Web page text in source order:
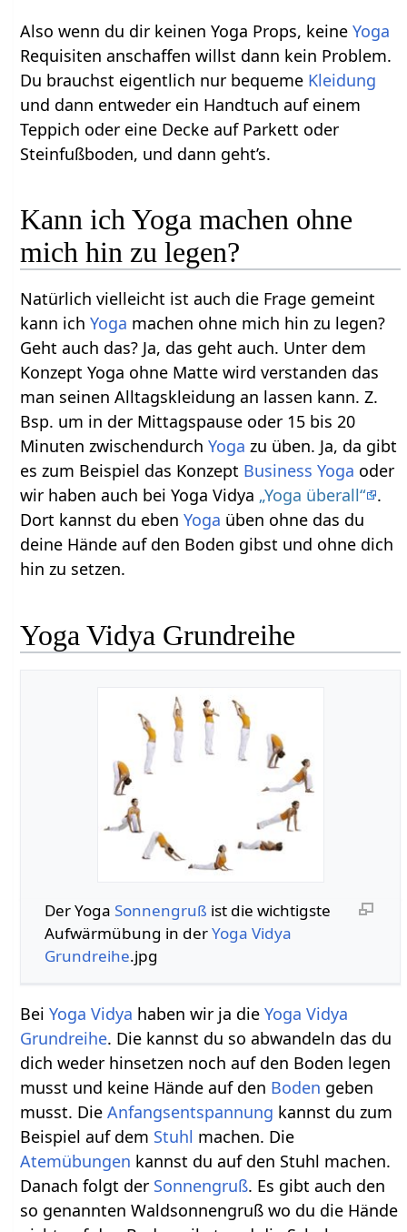
Also wenn du dir keinen Yoga Props, keineYoga
Requisiten anschaffen willst dann kein Problem.
Du brauchst eigentlich nur bequeme Kleidung
und dann entweder ein Handtuch auf einem
Teppich oder eine Decke auf Parkett oder
Steinfußboden, und dann geht’s.
Kann ich Yoga machen ohne
mich hin zu legen?
Natürlich vielleicht ist auch die Frage gemeint
kann ichYoga machen ohne mich hin zu legen?
Geht auch das? Ja, das geht auch. Unter dem
Konzept Yoga ohne Matte wird verstanden das
man seinen Alltagskleidung an lassen kann. Z.
Bsp. um in der Mittagspause oder 15 bis 20
Minuten zwischendurchYoga zu üben. Ja, da gibt
es zum Beispiel das Konzept Business Yoga oder
wir haben auch bei Yoga Vidya „Yoga überall“ .
Dort kannst du ebenYoga üben ohne das du
deine Hände auf den Boden gibst und ohne dich
hin zu setzen.
Yoga Vidya Grundreihe
Der Yoga Sonnengruß ist die wichtigste
Aufwärmübung in derYoga Vidya
Grundreihe.jpg
BeiYoga Vidya haben wir ja dieYoga Vidya
Grundreihe. Die kannst du so abwandeln das du
dich weder hinsetzen noch auf den Boden legen
musst und keine Hände auf den Boden geben
musst. DieAnfangsentspannung kannst du zum
Beispiel auf dem Stuhl machen. Die
Atemübungen kannst du auf den Stuhl machen.
Danach folgt der Sonnengruß. Es gibt auch den
so genannten Waldsonnengruß wo du die Hände